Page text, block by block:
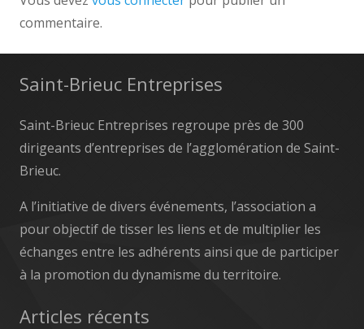
commentaire.
Saint-Brieuc Entreprises
Saint-Brieuc Entreprises regroupe près de 300
dirigeants d’entreprises de l’agglomération de Saint-
Brieuc.
A l’initiative de divers événements, l’association a
pour objectif de tisser les liens et de multiplier les
échanges entre les adhérents ainsi que de participer
à la promotion du dynamisme du territoire.
Articles récents